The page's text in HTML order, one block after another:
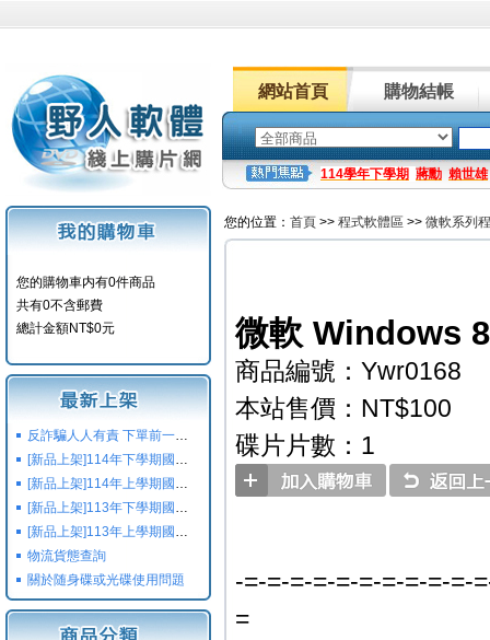
網站首頁 購物結帳
114學年下學期 蔣勳 賴世雄
您的購物車内有0件商品
共有0不含郵費
總計金額NT$0元
反詐騙人人有責 下單前一定要注意
[新品上架]114年下學期國小國中高中命題光碟,校用卷,習作
[新品上架]114年上學期國小國中高中命題光碟,校用卷,習作
[新品上架]113年下學期國小國中高中命題光碟,校用卷,習作
[新品上架]113年上學期國小國中高中命題光碟,校用卷,習作
物流貨態查詢
關於随身碟或光碟使用問題
您的位置： 首頁 >> 程式軟體區 >> 微軟系列
微軟 Windows
商品編號：Ywr0168
本站售價：NT$100
碟片片數：1
-=-=-=-=-=-=-=-=-=-=-
=